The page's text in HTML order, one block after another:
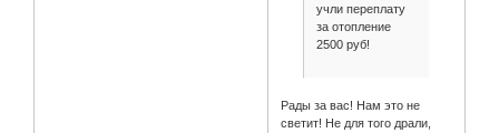
учли переплату
за отопление
2500 руб!
Рады за вас! Нам это не
светит! Не для того драли,